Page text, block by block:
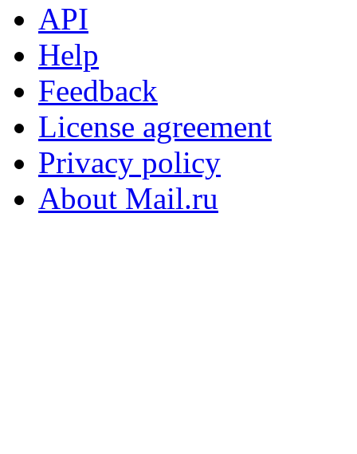
API
Help
Feedback
License agreement
Privacy policy
About Mail.ru